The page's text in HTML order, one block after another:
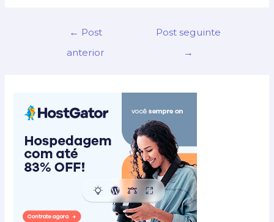
Navegação
← Post
anterior
Post seguinte
→